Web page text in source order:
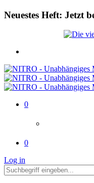
Neuestes Heft: Jetzt
0
0
Log in